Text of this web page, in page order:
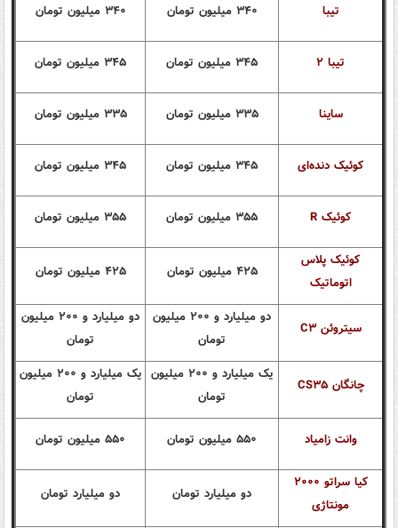
تیبا ۳۴۰ میلیون تومان ۳۴۰ میلیون تومان
تیبا ۲ ۳۴۵ میلیون تومان ۳۴۵ میلیون تومان
ساینا ۳۳۵ میلیون تومان ۳۳۵ میلیون تومان
کوئیک دنده‌ای ۳۴۵ میلیون تومان ۳۴۵ میلیون تومان
کوئیک R ۳۵۵ میلیون تومان ۳۵۵ میلیون تومان
کوئیک پلاس
اتوماتیک
۴۲۵ میلیون تومان ۴۲۵ میلیون تومان
سیتروئن C۳
دو میلیارد و ۲۰۰ میلیون
تومان
دو میلیارد و ۲۰۰ میلیون
تومان
چانگان CS۳۵
یک میلیارد و ۲۰۰ میلیون
تومان
یک میلیارد و ۲۰۰ میلیون
تومان
وانت زامیاد ۵۵۰ میلیون تومان ۵۵۰ میلیون تومان
کیا سراتو ۲۰۰۰
مونتاژی
دو میلیارد تومان دو میلیارد تومان